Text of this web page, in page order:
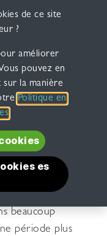
seule
validations
attendent
beaucoup
période plus
de ce site
?
améliorer
pouvez en
sur la manière
Politique en
es​​​​​​